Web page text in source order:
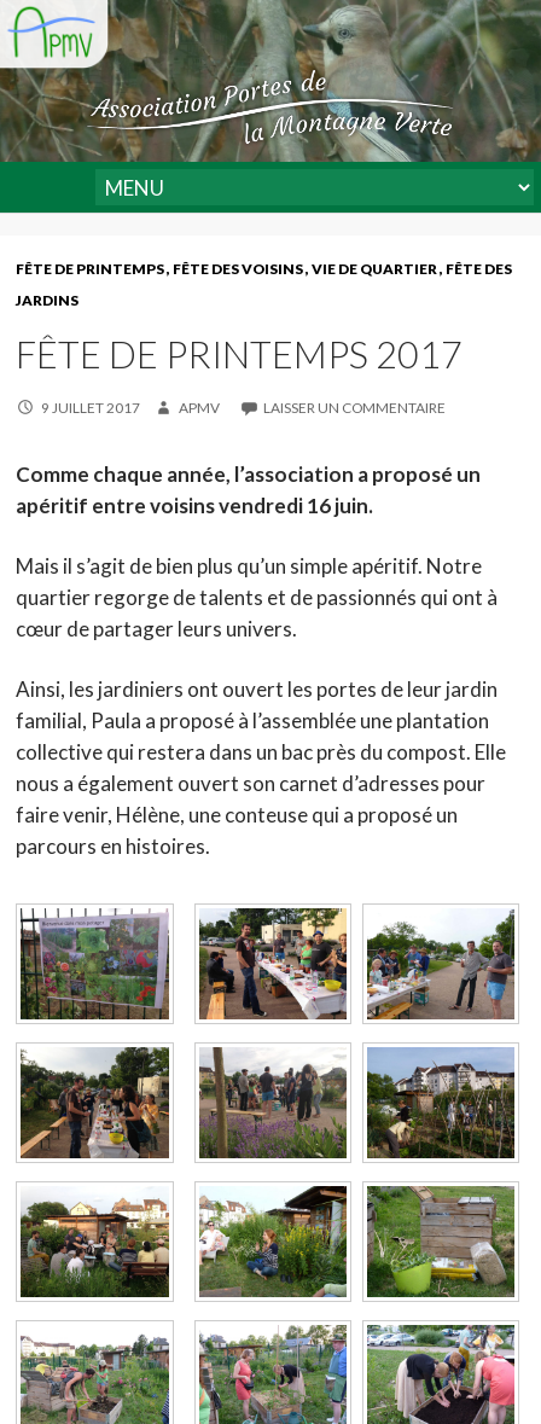
FÊTE DE PRINTEMPS FÊTE DES VOISINS VIE DE QUARTIER FÊTE DES
JARDINS
FÊTE DE PRINTEMPS 2017
9 JUILLET 2017 APMV LAISSER UN COMMENTAIRE
Comme chaque année, l’association a proposé un
apéritif entre voisins vendredi 16 juin.
Mais il s’agit de bien plus qu’un simple apéritif. Notre
quartier regorge de talents et de passionnés qui ont à
cœur de partager leurs univers.
Ainsi, les jardiniers ont ouvert les portes de leur jardin
familial, Paula a proposé à l’assemblée une plantation
collective qui restera dans un bac près du compost. Elle
nous a également ouvert son carnet d’adresses pour
faire venir, Hélène, une conteuse qui a proposé un
parcours en histoires.